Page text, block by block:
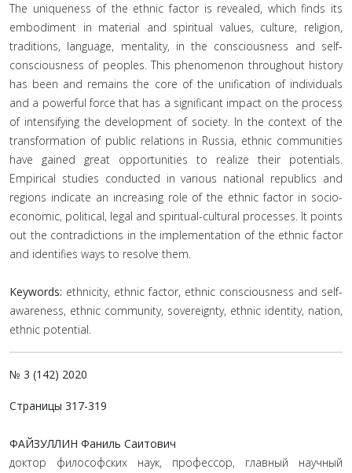
The uniqueness of the ethnic factor is revealed, which finds its
embodiment in material and spiritual values, culture, religion,
traditions, language, mentality, in the consciousness and self-
consciousness of peoples. This phenomenon throughout history
has been and remains the core of the unification of individuals
and a powerful force that has a significant impact on the process
of intensifying the development of society. In the context of the
transformation of public relations in Russia, ethnic communities
have gained great opportunities to realize their potentials.
Empirical studies conducted in various national republics and
regions indicate an increasing role of the ethnic factor in socio-
economic, political, legal and spiritual-cultural processes. It points
out the contradictions in the implementation of the ethnic factor
and identifies ways to resolve them.
Keywords: ethnicity, ethnic factor, ethnic consciousness and self-
awareness, ethnic community, sovereignty, ethnic identity, nation,
ethnic potential.
№ 3 (142) 2020
Страницы 317-319
ФАЙЗУЛЛИН Фаниль Саитович
доктор философских наук, профессор, главный научный